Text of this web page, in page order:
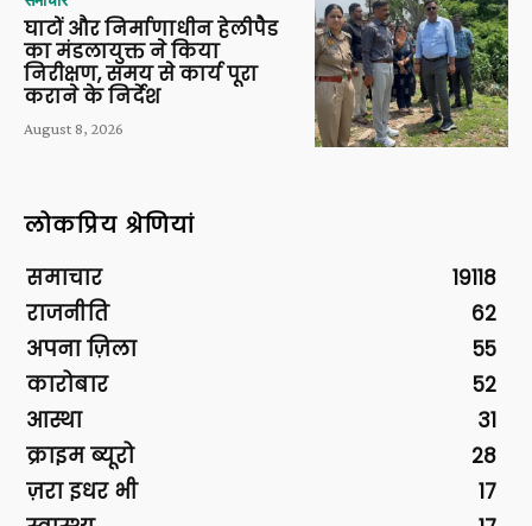
घाटों और निर्माणाधीन हेलीपैड
का मंडलायुक्त ने किया
निरीक्षण, समय से कार्य पूरा
कराने के निर्देश
August 8, 2026
लोकप्रिय श्रेणियां
समाचार
19118
राजनीति
62
अपना ज़िला
55
कारोबार
52
आस्था
31
क्राइम ब्यूरो
28
ज़रा इधर भी
17